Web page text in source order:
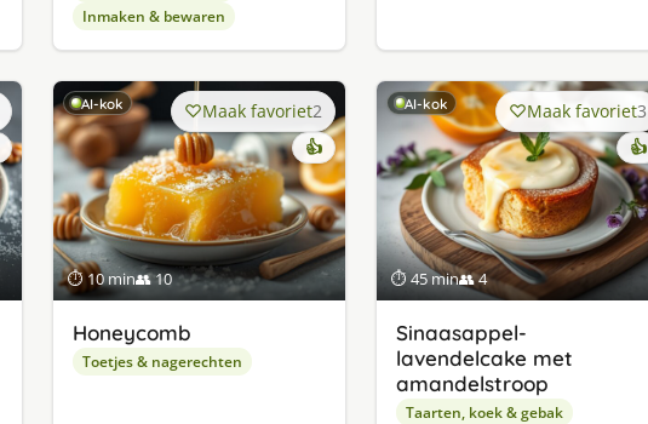
Inmaken & bewaren
AI-kok
⏱ 10 min👥 10
Maak favoriet2
👍
Honeycomb
Toetjes & nagerechten
AI-kok
⏱ 45 min👥 4
Maak favoriet3
👍
Sinaasappel-
lavendelcake met
amandelstroop
Taarten, koek & gebak